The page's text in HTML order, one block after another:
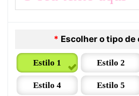
* Escolher o tipo de
Estilo 1 Estilo 2
Estilo 4 Estilo 5